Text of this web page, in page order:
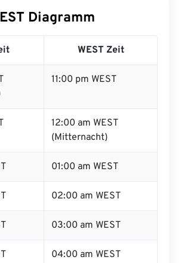
Diagramm
WEST Zeit
11:00 pm WEST
12:00 am WEST
(Mitternacht)
01:00 am WEST
02:00 am WEST
03:00 am WEST
04:00 am WEST